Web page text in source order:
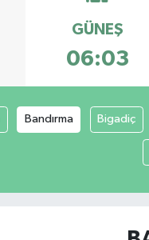
GÜNEŞ
06:03
Bandırma Bigadiç